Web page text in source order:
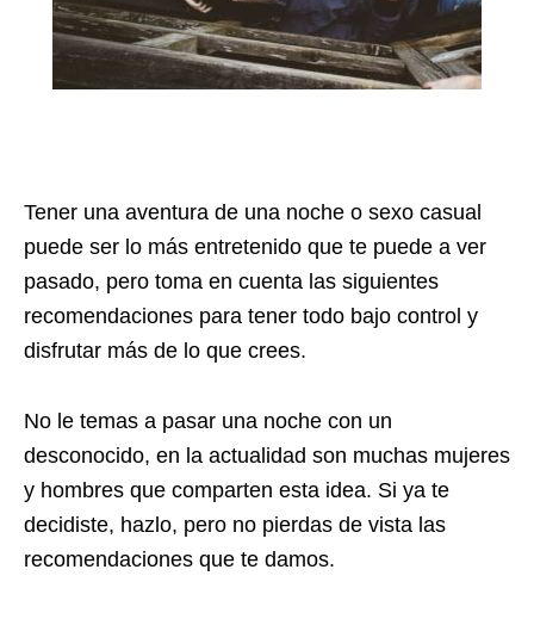
Tener una aventura de una noche o sexo casual
puede ser lo más entretenido que te puede a ver
pasado, pero toma en cuenta las siguientes
recomendaciones para tener todo bajo control y
disfrutar más de lo que crees.
No le temas a pasar una noche con un
desconocido, en la actualidad son muchas mujeres
y hombres que comparten esta idea. Si ya te
decidiste, hazlo, pero no pierdas de vista las
recomendaciones que te damos.